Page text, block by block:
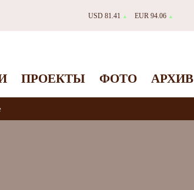
USD 81.41 ▲ EUR 94.06 ▲
ПРОЕКТЫ ФОТО АРХИВ